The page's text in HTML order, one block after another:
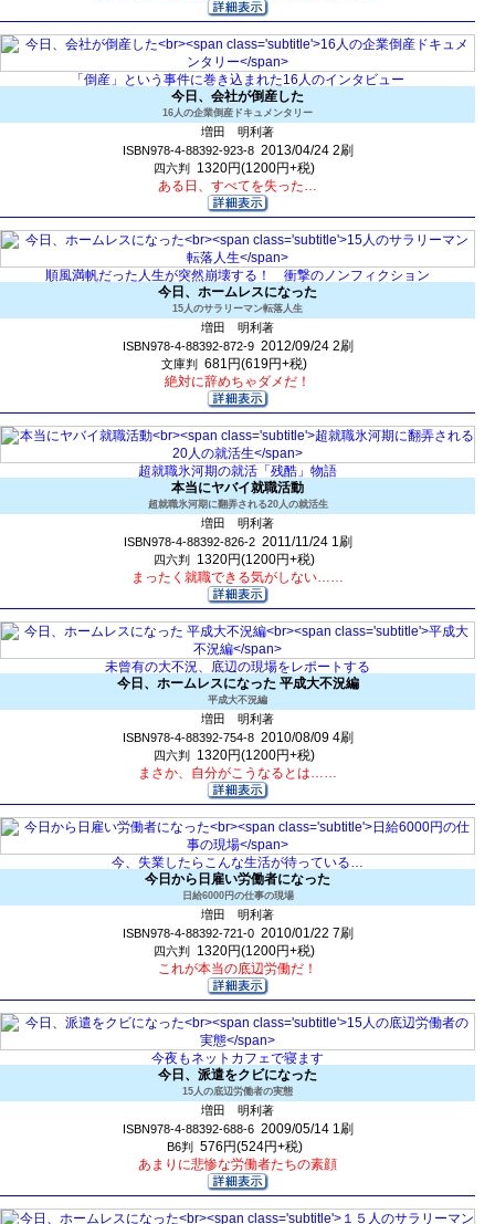
「倒産」という事件に巻き込まれた16人のインタビュー
今日、会社が倒産した
16人の企業倒産ドキュメンタリー
増田 明利著
ISBN978-4-88392-923-8 2013/04/24 2刷
四六判
1320円(1200円+税)
ある日、すべてを失った…
順風満帆だった人生が突然崩壊する！ 衝撃のノンフィクション
今日、ホームレスになった
15人のサラリーマン転落人生
増田 明利著
ISBN978-4-88392-872-9 2012/09/24 2刷
文庫判
681円(619円+税)
絶対に辞めちゃダメだ！
超就職氷河期の就活「残酷」物語
本当にヤバイ就職活動
超就職氷河期に翻弄される20人の就活生
増田 明利著
ISBN978-4-88392-826-2 2011/11/24 1刷
四六判
1320円(1200円+税)
まったく就職できる気がしない……
未曾有の大不況、底辺の現場をレポートする
今日、ホームレスになった 平成大不況編
平成大不況編
増田 明利著
ISBN978-4-88392-754-8 2010/08/09 4刷
四六判
1320円(1200円+税)
まさか、自分がこうなるとは……
今、失業したらこんな生活が待っている…
今日から日雇い労働者になった
日給6000円の仕事の現場
増田 明利著
ISBN978-4-88392-721-0 2010/01/22 7刷
四六判
1320円(1200円+税)
これが本当の底辺労働だ！
今夜もネットカフェで寝ます
今日、派遣をクビになった
15人の底辺労働者の実態
増田 明利著
ISBN978-4-88392-688-6 2009/05/14 1刷
B6判
576円(524円+税)
あまりに悲惨な労働者たちの素顔